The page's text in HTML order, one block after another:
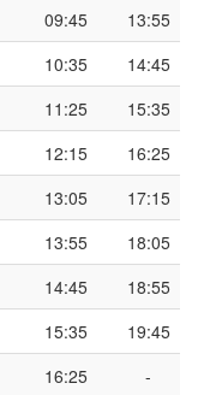
09:45
13:55
10:35
14:45
11:25
15:35
12:15
16:25
13:05
17:15
13:55
18:05
14:45
18:55
15:35
19:45
16:25
-